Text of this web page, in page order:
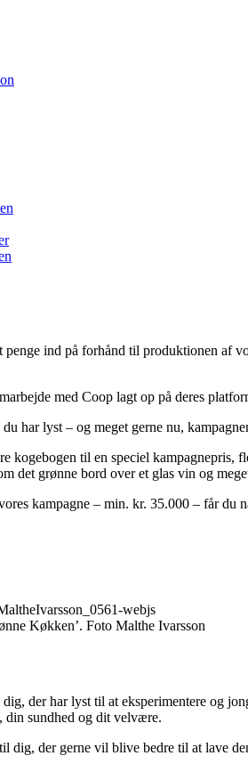
ind på forhånd til produktionen af
med Coop lagt op på deres
har lyst – og meget gerne nu,
kogebogen til en speciel
det grønne bord over et glas vin og
kampagne – min. kr. 35.000 – får du
Køkken’. Foto Malthe Ivarsson
der har lyst til at eksperimentere og
din sundhed og dit velvære.
dig, der gerne vil blive bedre til at lave